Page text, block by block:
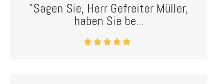
"Sagen Sie, Herr Gefreiter Müller,
haben Sie be...